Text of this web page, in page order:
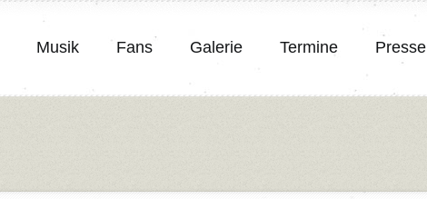
Musik Fans Galerie Termine Presse